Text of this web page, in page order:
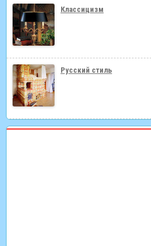
Классицизм
Русский стиль